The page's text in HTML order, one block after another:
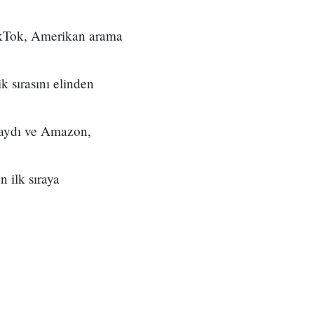
Amerikan arama
elinden
ve Amazon,
ilk sıraya